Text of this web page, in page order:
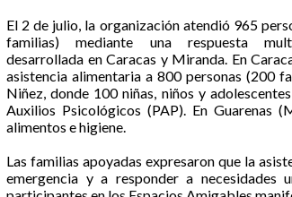
El 2 de julio, la organización atendió 965
familias) mediante una respuesta
desarrollada en Caracas y Miranda. En
asistencia alimentaria a 800 personas (200
Niñez, donde 100 niñas, niños y
Auxilios Psicológicos (PAP). En Guarenas
alimentos e higiene.
Las familias apoyadas expresaron que la
emergencia y a responder a necesidades